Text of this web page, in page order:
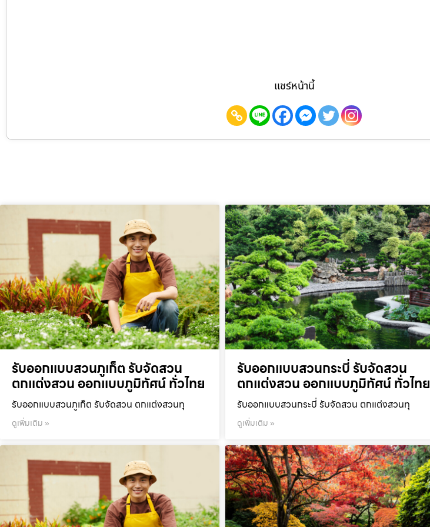
แชร์หน้านี้
รับออกแบบสวนภูเก็ต รับจัดสวน
ตกแต่งสวน ออกแบบภูมิทัศน์ ทั่วไทย
รับออกแบบสวนภูเก็ต รับจัดสวน ตกแต่งสวนทุ
ดูเพิ่มเติม »
รับออกแบบสวนกระบี่ รับจัดสวน
ตกแต่งสวน ออกแบบภูมิทัศน์ ทั่วไทย
รับออกแบบสวนกระบี่ รับจัดสวน ตกแต่งสวนทุ
ดูเพิ่มเติม »